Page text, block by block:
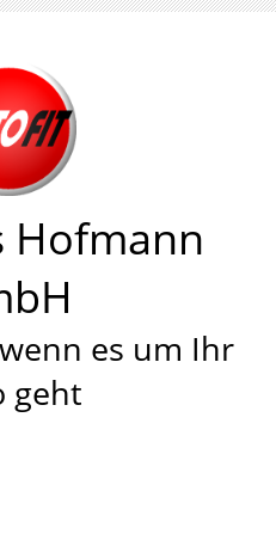
Hofmann
es um Ihr
geht